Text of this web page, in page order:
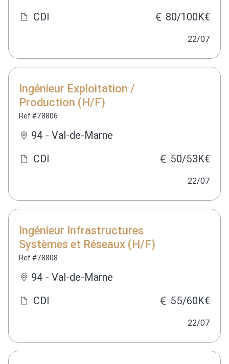
CDI
80/100K€
22/07
Ingénieur Exploitation /
Production (H/F)
Ref #78806
94 - Val-de-Marne
CDI
50/53K€
22/07
Ingénieur Infrastructures
Systèmes et Réseaux (H/F)
Ref #78808
94 - Val-de-Marne
CDI
55/60K€
22/07